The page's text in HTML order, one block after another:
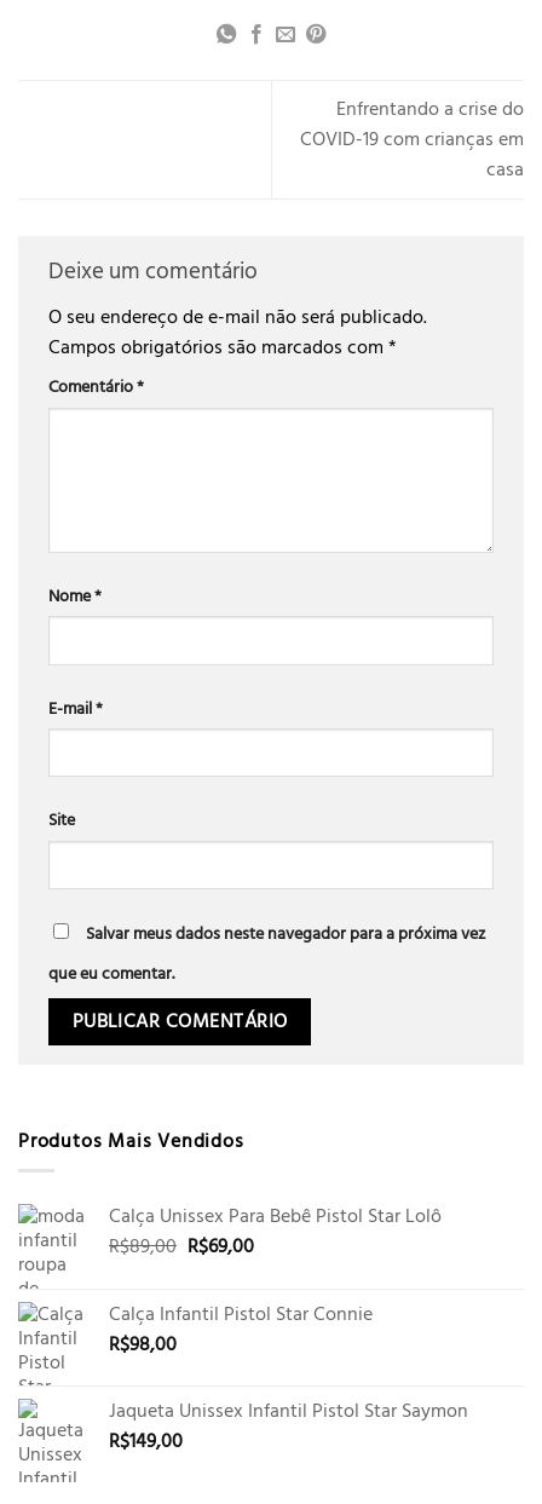
Enfrentando a crise do
COVID-19 com crianças em
casa
Deixe um comentário
O seu endereço de e-mail não será publicado.
Campos obrigatórios são marcados com*
Comentário*
Nome*
E-mail*
Site
Salvar meus dados neste navegador para a próxima vez
que eu comentar.
Produtos Mais Vendidos
Calça Unissex Para Bebê Pistol Star Lolô
R$89,00 O
era:
R$69,00O
é:
Calça Infantil Pistol Star Connie
R$98,00
Jaqueta Unissex Infantil Pistol Star Saymon
R$149,00